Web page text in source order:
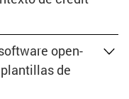
open-
de